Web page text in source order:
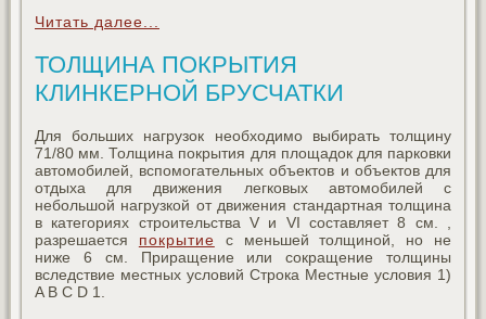
Читать далее...
ТОЛЩИНА ПОКРЫТИЯ
КЛИНКЕРНОЙ БРУСЧАТКИ
Для больших нагрузок необходимо выбирать толщину
71/80 мм. Толщина покрытия для площадок для парковки
автомобилей, вспомогательных объектов и объектов для
отдыха для движения легковых автомобилей с
небольшой нагрузкой от движения стандартная толщина
в категориях строительства V и VI составляет 8 см. ,
разрешается покрытие с меньшей толщиной, но не
ниже 6 см. Приращение или сокращение толщины
вследствие местных условий Строка Местные условия 1)
A B C D 1.